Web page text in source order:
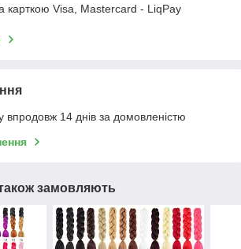
карткою Visa, Mastercard - LiqPay
впродовж 14 днів за домовленістю
замовляють